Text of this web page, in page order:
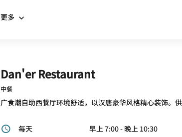
更多
Dan'er Restaurant
中餐
广食潮自助西餐厅环境舒适，以汉唐豪华风格精心装饰。
每天 早上 7:00 - 晚上 10:30